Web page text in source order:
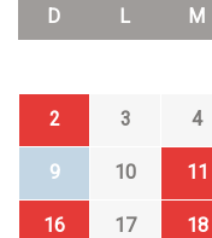
D L M
2 3 4
9 10 11
16 17 18